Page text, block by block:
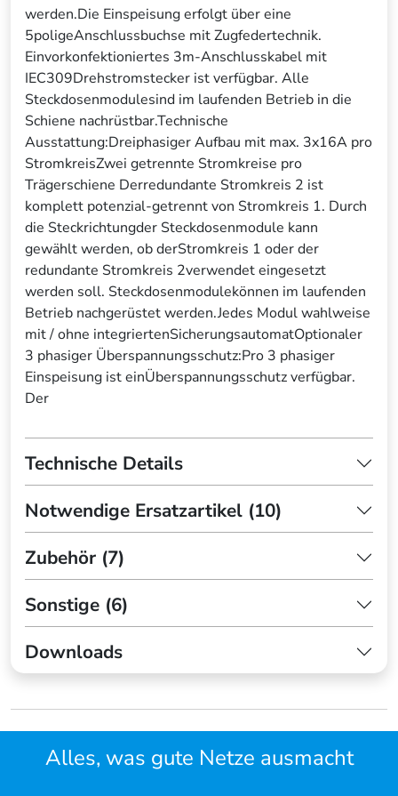
werden.Die Einspeisung erfolgt über eine
5poligeAnschlussbuchse mit Zugfedertechnik.
Einvorkonfektioniertes 3m-Anschlusskabel mit
IEC309Drehstromstecker ist verfügbar. Alle
Steckdosenmodulesind im laufenden Betrieb in die
Schiene nachrüstbar.Technische
Ausstattung:Dreiphasiger Aufbau mit max. 3x16A pro
StromkreisZwei getrennte Stromkreise pro
Trägerschiene Derredundante Stromkreis 2 ist
komplett potenzial-getrennt von Stromkreis 1. Durch
die Steckrichtungder Steckdosenmodule kann
gewählt werden, ob derStromkreis 1 oder der
redundante Stromkreis 2verwendet eingesetzt
werden soll. Steckdosenmodulekönnen im laufenden
Betrieb nachgerüstet werden.Jedes Modul wahlweise
mit / ohne integriertenSicherungsautomatOptionaler
3 phasiger Überspannungsschutz:Pro 3 phasiger
Einspeisung ist einÜberspannungsschutz verfügbar.
Der
Technische Details
Notwendige Ersatzartikel (10)
Zubehör (7)
Sonstige (6)
Downloads
Alles, was gute Netze ausmacht